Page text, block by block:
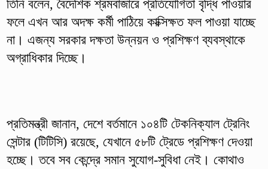
তিনি বলেন, বৈদেশিক শ্রমবাজারে প্রতিযোগিতা বৃদ্ধি পাওয়ার
ফলে এখন আর অদক্ষ কর্মী পাঠিয়ে কাক্সিক্ষত ফল পাওয়া যাচ্ছে
না। এজন্য সরকার দক্ষতা উন্নয়ন ও প্রশিক্ষণ ব্যবস্থাকে
অগ্রাধিকার দিচ্ছে।
প্রতিমন্ত্রী জানান, দেশে বর্তমানে ১০৪টি টেকনিক্যাল ট্রেনিং
সেন্টার (টিটিসি) রয়েছে, যেখানে ৫৮টি ট্রেডে প্রশিক্ষণ দেওয়া
হচ্ছে। তবে সব কেন্দ্রে সমান সুযোগ-সুবিধা নেই। কোথাও